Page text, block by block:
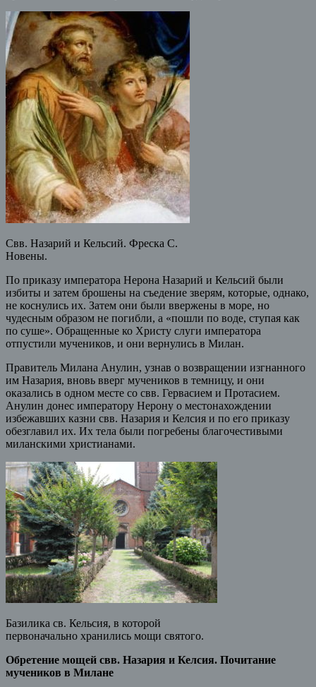
Свв. Назарий и Кельсий. Фреска С.
Новены.
По приказу императора Нерона Назарий и Кельсий были
избиты и затем брошены на съедение зверям, которые, однако,
не коснулись их. Затем они были ввержены в море, но
чудесным образом не погибли, а «пошли по воде, ступая как
по суше». Обращенные ко Христу слуги императора
отпустили мучеников, и они вернулись в Милан.
Правитель Милана Анулин, узнав о возвращении изгнанного
им Назария, вновь вверг мучеников в темницу, и они
оказались в одном месте со свв. Гервасием и Протасием.
Анулин донес императору Нерону о местонахождении
избежавших казни свв. Назария и Келсия и по его приказу
обезглавил их. Их тела были погребены благочестивыми
миланскими христианами.
Базилика св. Кельсия, в которой
первоначально хранились мощи святого.
Обретение мощей свв. Назария и Келсия. Почитание
мучеников в Милане